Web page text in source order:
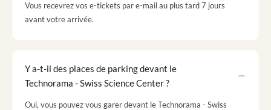
Vous recevrez vos e-tickets par e-mail au plus tard 7 jours
avant votre arrivée.
Y a-t-il des places de parking devant le
Technorama - Swiss Science Center ?
Oui, vous pouvez vous garer devant le Technorama - Swiss